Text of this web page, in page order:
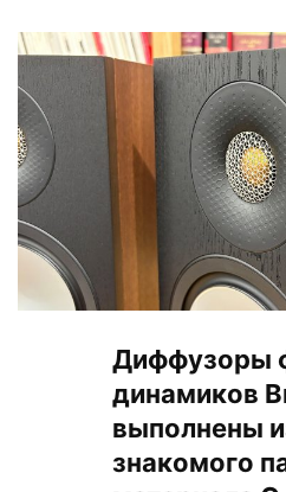
Диффузоры
динамиков
выполнены
знакомого